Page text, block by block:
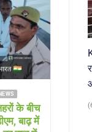
FARRUKHABAD NEWS KAIMGANJ
NEWS नन्हें
कमान, गूंजी जिम्मेदारी